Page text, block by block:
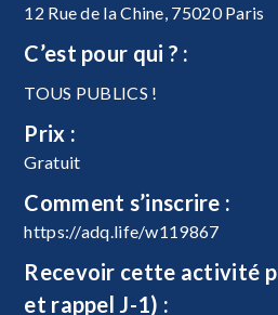
12 Rue de la Chine, 75020 Paris
C’est pour qui ? :
TOUS PUBLICS !
Prix :
Gratuit
Comment s’inscrire :
https://adq.life/w119867
Recevoir cette activité
et rappel J-1) :